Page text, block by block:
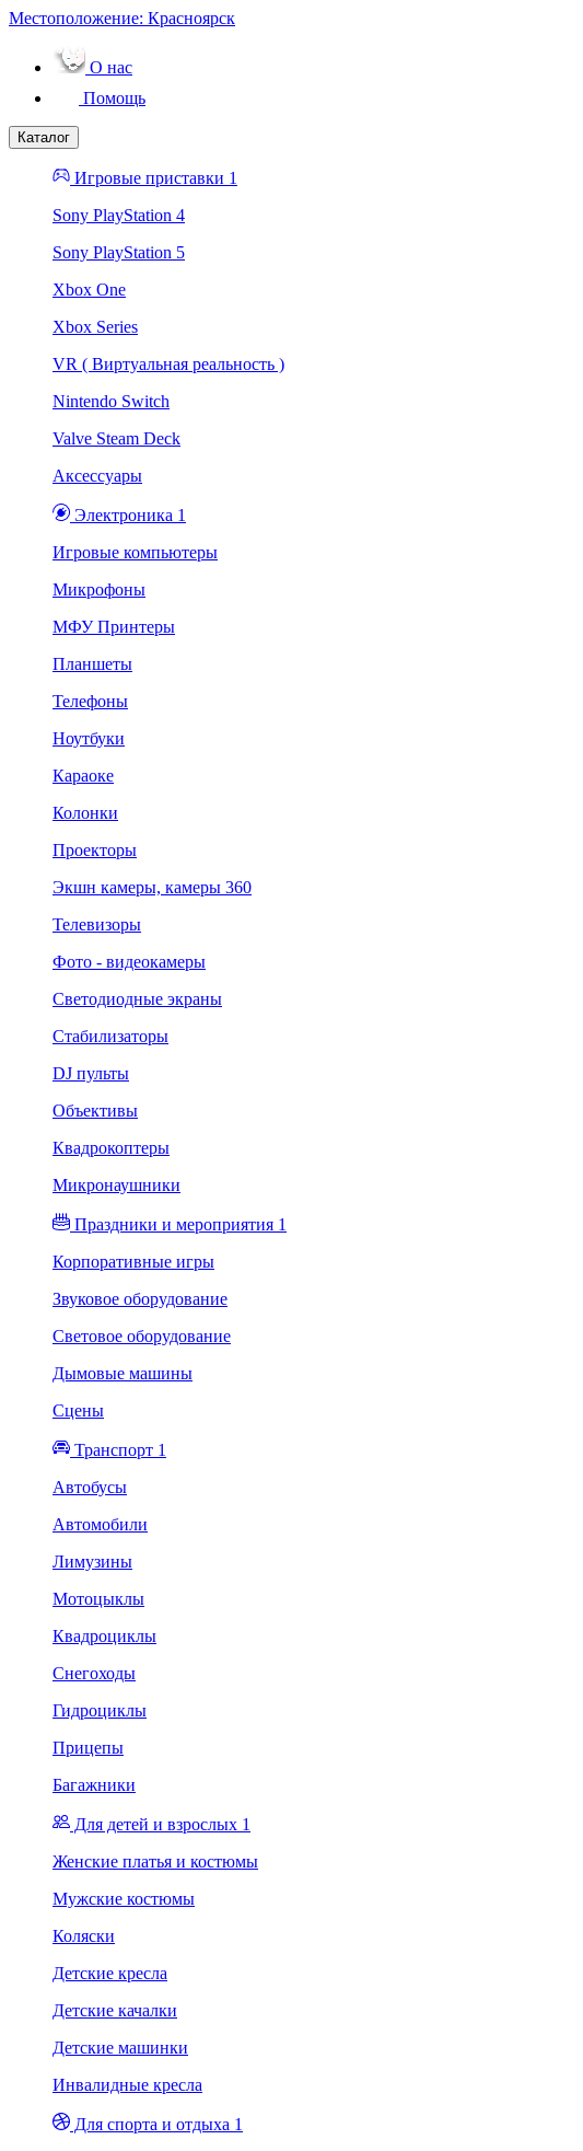
Местоположение: Красноярск
О нас
Помощь
Каталог
Игровые приставки 1
Sony PlayStation 4
Sony PlayStation 5
Xbox One
Xbox Series
VR ( Виртуальная реальность )
Nintendo Switch
Valve Steam Deck
Аксессуары
Электроника 1
Игровые компьютеры
Микрофоны
МФУ Принтеры
Планшеты
Телефоны
Ноутбуки
Караоке
Колонки
Проекторы
Экшн камеры, камеры 360
Телевизоры
Фото - видеокамеры
Светодиодные экраны
Стабилизаторы
DJ пульты
Объективы
Квадрокоптеры
Микронаушники
Праздники и мероприятия 1
Корпоративные игры
Звуковое оборудование
Световое оборудование
Дымовые машины
Сцены
Транспорт 1
Автобусы
Автомобили
Лимузины
Мотоцыклы
Квадроциклы
Снегоходы
Гидроциклы
Прицепы
Багажники
Для детей и взрослых 1
Женские платья и костюмы
Мужские костюмы
Коляски
Детские кресла
Детские качалки
Детские машинки
Инвалидные кресла
Для спорта и отдыха 1